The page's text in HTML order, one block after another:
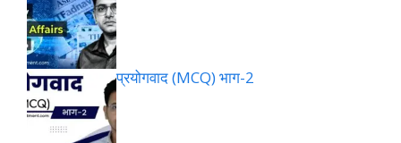
प्रयोगवाद (MCQ) भाग-2